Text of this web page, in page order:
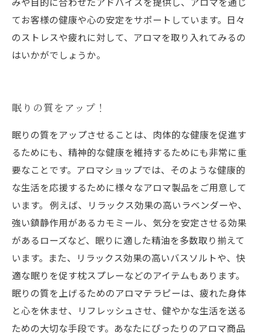
てお客様の健康や心の安定をサポートしています。日々
のストレスや疲れに対して、アロマを取り入れてみるの
はいかがでしょうか。
眠りの質をアップ！
眠りの質をアップさせることは、肉体的な健康を促進す
るためにも、精神的な健康を維持するためにも非常に重
要なことです。アロマショップでは、そのような健康的
な生活を応援するために様々なアロマ製品をご用意して
います。 例えば、リラックス効果の高いラベンダーや、
強い鎮静作用があるカモミール、気分を安定させる効果
があるローズなど、眠りに適した精油を多数取り揃えて
います。また、リラックス効果の高いバスソルトや、快
適な眠りを促す枕スプレーなどのアイテムもあります。
眠りの質を上げるためのアロマテラピーは、疲れた身体
と心を休ませ、リフレッシュさせ、健やかな生活を送る
ための大切な手段です。あなたにぴったりのアロマ商品